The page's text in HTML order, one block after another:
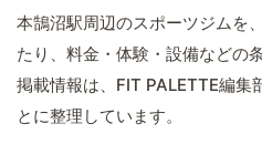
本鵠沼駅周辺のスポーツジムを
たり、料金・体験・設備などの
掲載情報は、FIT PALETTE編集
とに整理しています。